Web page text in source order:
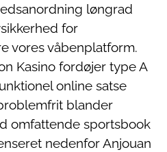
løngrad
for
vores våbenplatform.
Kasino fordøjer type A
online satse
blander
omfattende sportsbook
nedenfor Anjouan